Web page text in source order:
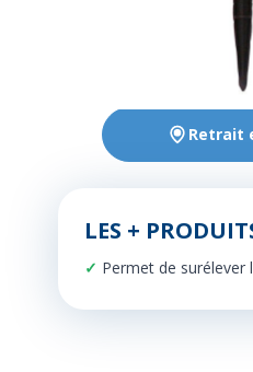
Ce produit est
Retrait
LES +
Permet de surélever